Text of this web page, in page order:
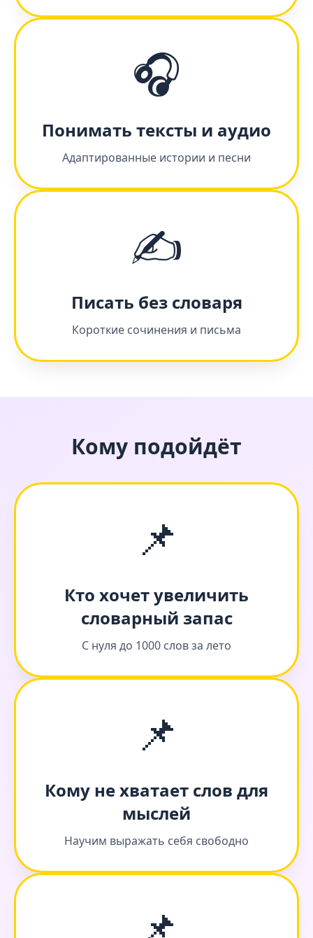
🎧
Понимать тексты и аудио
Адаптированные истории и песни
✍️
Писать без словаря
Короткие сочинения и письма
Кому подойдёт
📌
Кто хочет увеличить
словарный запас
С нуля до 1000 слов за лето
📌
Кому не хватает слов для
мыслей
Научим выражать себя свободно